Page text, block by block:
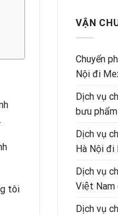
tôi
VẬN
Chuyển
Nội đi
Dịch vụ
bưu
Dịch vụ
Hà Nội đi
Dịch vụ
Việt Nam
Dịch vụ